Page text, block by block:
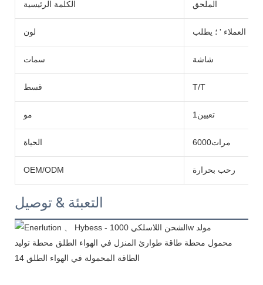
الكلمة الرئيسية الملحق
لون العملاء ' ؛ يطلب
سمات شاشة
قسط T/T
مو تعيين1
الحياة مرات6000
OEM/ODM رحب بحرارة
التعبئة & توصيل